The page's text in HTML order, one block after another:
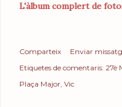
L'àlbum complert de
Comparteix
Enviar
Etiquetes de comentaris: 27è
Plaça Major Vic